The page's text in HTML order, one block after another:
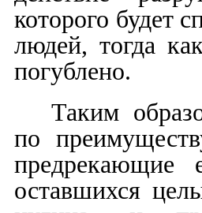
которого будет
людей, тогда
погублено.
Таким
по
предрекающие
оставшихся